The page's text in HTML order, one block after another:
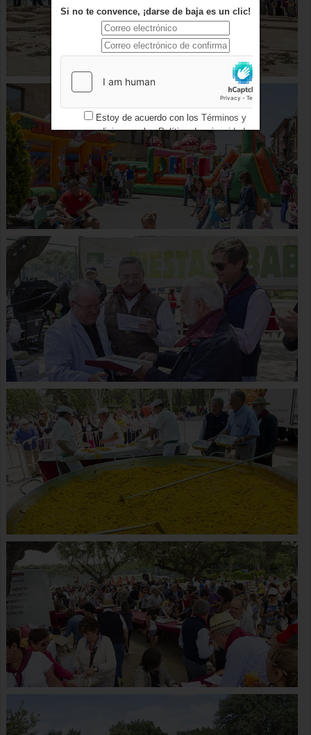
Si no te convence, ¡darse de baja es un clic!
Estoy de acuerdo con los Términos y
condicionesy losPolítica de privacidad